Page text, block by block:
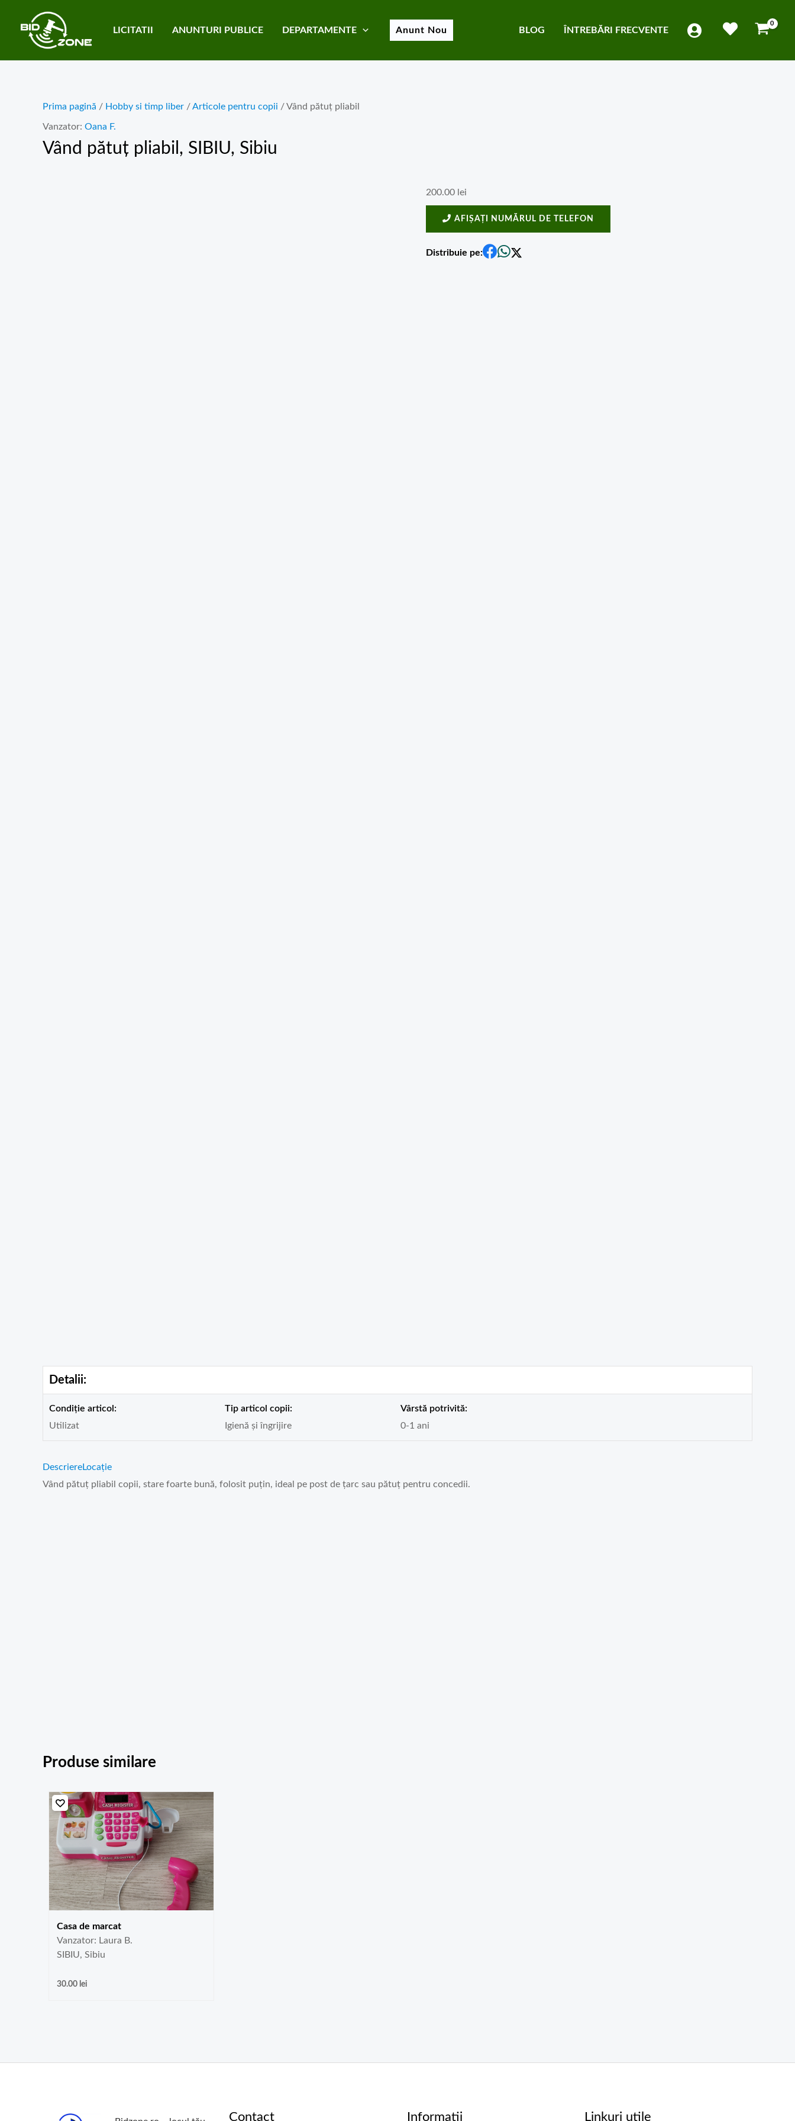
content
LICITATII ANUNTURI PUBLICE DEPARTAMENTE Anunt Nou BLOG ÎNTREBĂRI FRECVENTE
Prima pagină / Hobby si timp liber /Articole pentru copii / Vând pătuț pliabil
Vanzator: Oana F.
Vând pătuț pliabil , SIBIU, Sibiu
200.00 lei
AFIȘAȚI NUMĂRUL DE TELEFON
Distribuie pe:
Detalii:
Condiție articol:
Utilizat
Tip articol copii:
Igienă și îngrijire
Vârstă potrivită:
0-1 ani
DescriereLocație
Vând pătuț pliabil copii, stare foarte bună, folosit puțin, ideal pe post de țarc sau pătuț pentru concedii.
Produse similare
Casa de marcat
Vanzator: Laura B.
SIBIU, Sibiu
30.00 lei
Contact Informatii Linkuri utile